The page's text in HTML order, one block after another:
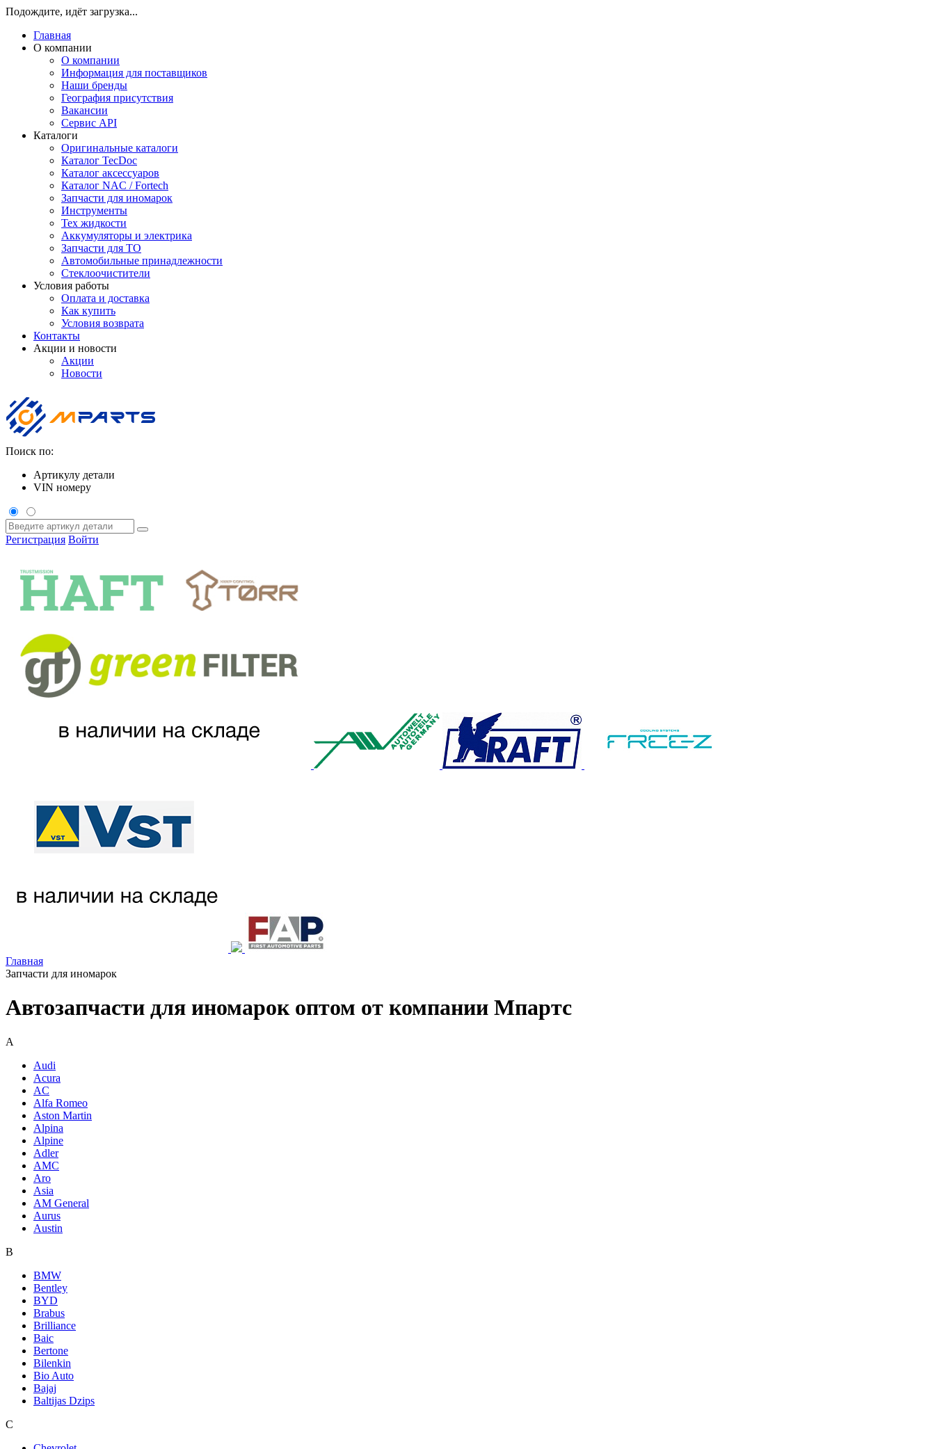
Подождите, идёт загрузка...
Главная
О компании
О компании
Информация для поставщиков
Наши бренды
География присутствия
Вакансии
Сервис API
Каталоги
Оригинальные каталоги
Каталог TecDoc
Каталог аксессуаров
Каталог NAC / Fortech
Запчасти для иномарок
Инструменты
Тех жидкости
Аккумуляторы и электрика
Запчасти для ТО
Автомобильные принадлежности
Стеклоочистители
Условия работы
Оплата и доставка
Как купить
Условия возврата
Контакты
Акции и новости
Акции
Новости
Поиск по:
Артикулу детали
VIN номеру
Регистрация Войти
Главная
Запчасти для иномарок
Автозапчасти для иномарок оптом от компании Мпартс
A
Audi
Acura
AC
Alfa Romeo
Aston Martin
Alpina
Alpine
Adler
AMC
Aro
Asia
AM General
Aurus
Austin
B
BMW
Bentley
BYD
Brabus
Brilliance
Baic
Bertone
Bilenkin
Bio Auto
Bajaj
Baltijas Dzips
C